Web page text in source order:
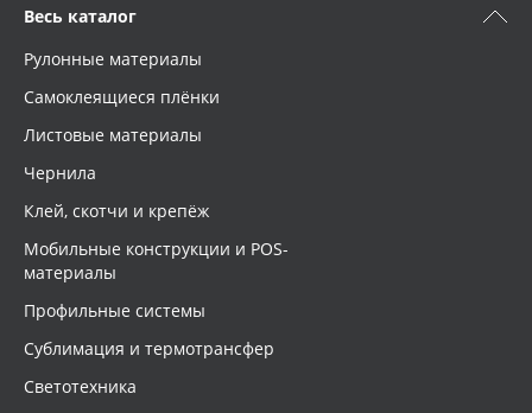
Весь каталог
Рулонные материалы
Самоклеящиеся плёнки
Листовые материалы
Чернила
Клей, скотчи и крепёж
Мобильные конструкции и POS-
материалы
Профильные системы
Сублимация и термотрансфер
Светотехника